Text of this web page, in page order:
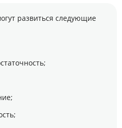
развиться следующие